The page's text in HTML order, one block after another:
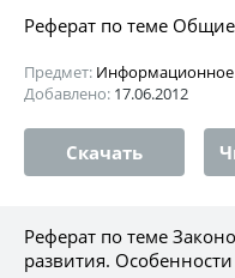
Реферат по теме
Предмет: Информационное
Добавлено: 17.06.2012
Скачать
Реферат по теме
развития.